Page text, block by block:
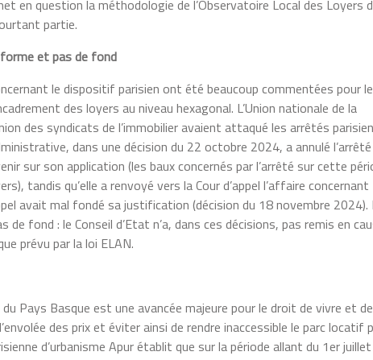
en question la méthodologie de l’Observatoire Local des Loyers
partie.
forme et pas de fond
le dispositif parisien ont été beaucoup commentées pour
des loyers au niveau hexagonal. L’Union nationale de la
des syndicats de l’immobilier avaient attaqué les arrêtés
dans une décision du 22 octobre 2024, a annulé
sur son application (les baux concernés par l’arrêté sur cette
tandis qu’elle a renvoyé vers la Cour d’appel l’affaire concernant
avait mal fondé sa justification (décision du 18 novembre 2024).
fond : le Conseil d’Etat n’a, dans ces décisions, pas remis en
prévu par la loi ELAN.
Pays Basque est une avancée majeure pour le droit de vivre et
des prix et éviter ainsi de rendre inaccessible le parc locatif
d’urbanisme Apur établit que sur la période allant du 1er juillet